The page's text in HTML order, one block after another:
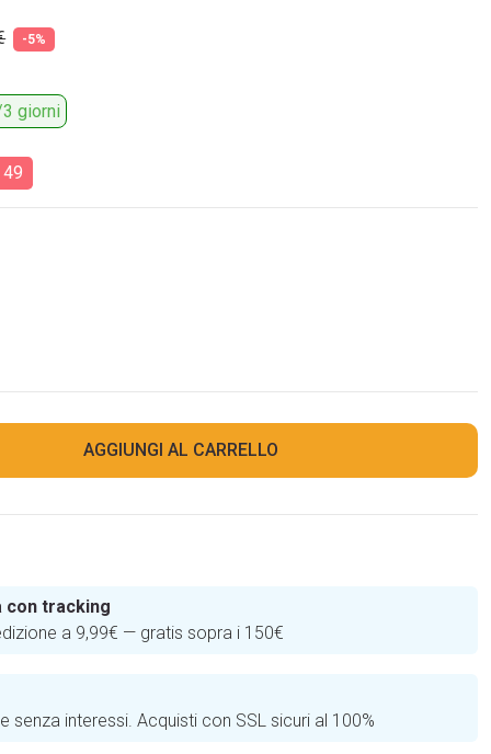
-5%
giorni
48
AGGIUNGI AL CARRELLO
con tracking
a 9,99€ — gratis sopra i 150€
senza interessi. Acquisti con SSL sicuri al 100%